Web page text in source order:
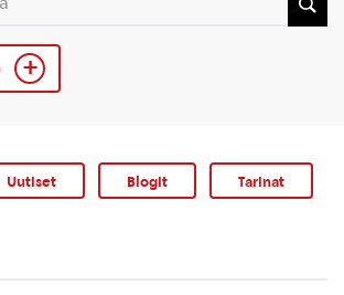
Uutiset Blogit Tarinat